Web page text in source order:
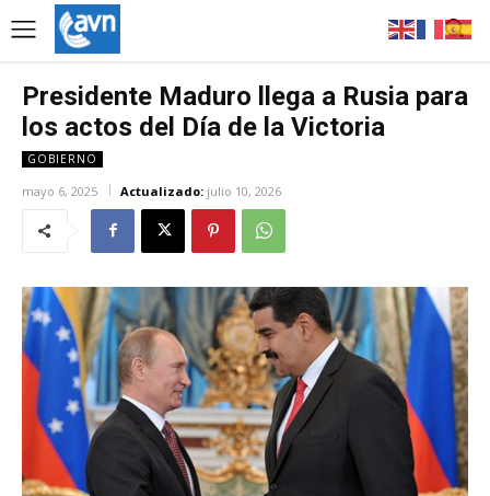
Presidente Maduro llega a Rusia para
los actos del Día de la Victoria
GOBIERNO
mayo 6, 2025 Actualizado: julio 10, 2026